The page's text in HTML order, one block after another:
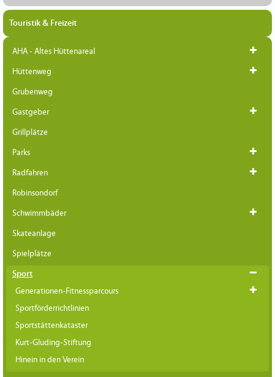
Touristik & Freizeit
AHA - Altes Hüttenareal
Hüttenweg
Grubenweg
Gastgeber
Grillplätze
Parks
Radfahren
Robinsondorf
Schwimmbäder
Skateanlage
Spielplätze
Sport
Generationen-Fitnessparcours
Sportförderrichtlinien
Sportstättenkataster
Kurt-Gluding-Stiftung
Hinein in den Verein